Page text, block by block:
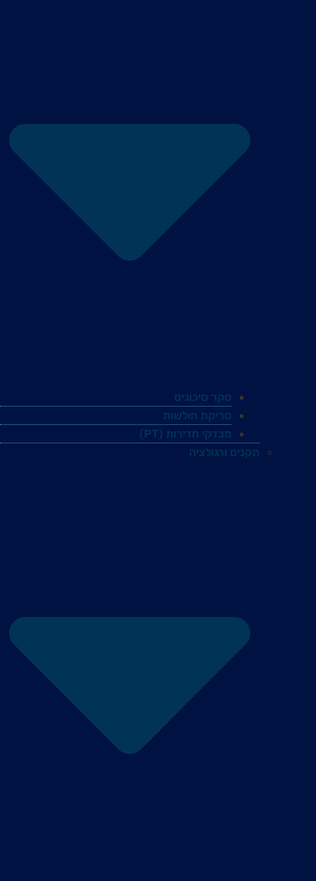
סקר סיכונים
סריקת חולשות
מבדקי חדירות (PT)
תקנים ורגולציה